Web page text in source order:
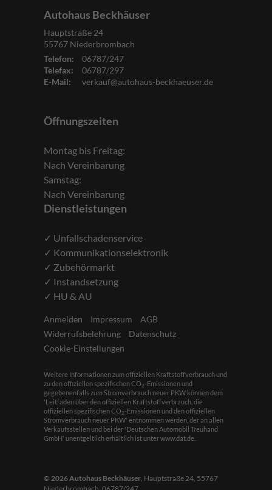
Autohaus Beckhäuser
Hauptstraße 24
55767 Niederbrombach
Telefon:
06787/247
Telefax:
06787/297
E-Mail:
verkauf@autohaus-beckhaeuser.de
Öffnungszeiten
Montag bis Freitag:
Nach Vereinbarung
Samstag:
Nach Vereinbarung
Dienstleistungen
✓ Unfallschadenservice
✓ Kommunikationselektronik
✓ Zubehörmarkt
✓ Instandsetzung
✓ HU & AU
Anmelden Impressum
AGB
Widerrufsbelehrung
Datenschutz
Cookie-Einstellungen
Weitere Informationen zum offiziellen Kraftstoffverbrauch und
zu den offiziellen spezifischen CO2-Emissionen und
gegebenenfalls zum Stromverbrauch neuer PKW können dem
'Leitfaden über den offiziellen Kraftstoffverbrauch, die
offiziellen spezifischen CO2-Emissionen und den offiziellen
Stromverbrauch neuer PKW' entnommen werden, der an allen
Verkaufsstellen und bei der 'Deutschen Automobil Treuhand
GmbH' unentgeltlich erhältlich ist unter www.dat.de.
© 2026Autohaus Beckhäuser Hauptstraße 24 55767